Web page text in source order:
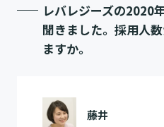
レバレジーズの2020
聞きました。採用人
ますか。
藤井